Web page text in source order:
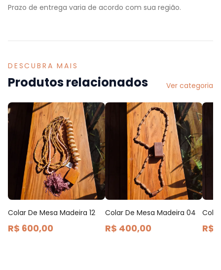
Prazo de entrega varia de acordo com sua região.
DESCUBRA MAIS
Produtos relacionados Ver categoria
Colar De Mesa Madeira 12
R$ 600,00
Colar De Mesa Madeira 04
R$ 400,00 R$